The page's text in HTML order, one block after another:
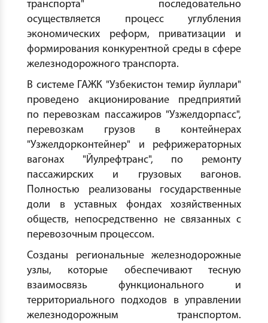
транспорта" последовательно
осуществляется процесс углубления
экономических реформ, приватизации и
формирования конкурентной среды в сфере
железнодорожного транспорта.
В системе ГАЖК "Узбекистон темир йуллари"
проведено акционирование предприятий
по перевозкам пассажиров "Узжелдорпасс",
перевозкам грузов в контейнерах
"Узжелдорконтейнер" и рефрижераторных
вагонах "Йулрефтранс", по ремонту
пассажирских и грузовых вагонов.
Полностью реализованы государственные
доли в уставных фондах хозяйственных
обществ, непосредственно не связанных с
перевозочным процессом.
Созданы региональные железнодорожные
узлы, которые обеспечивают тесную
взаимосвязь функционального и
территориального подходов в управлении
железнодорожным транспортом.